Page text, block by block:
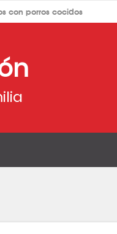
con porros cocidos